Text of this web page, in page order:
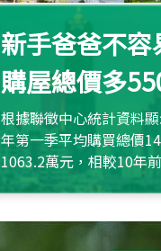
新手爸爸不
購屋總價多
根據聯徵中心統計資料
年第一季平均購買總價
1063.2萬元，相較10年
約550萬元，且貸款金額